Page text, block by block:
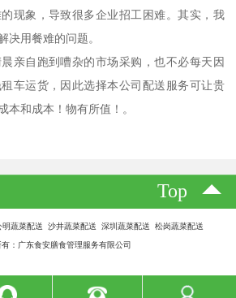
现象，导致很多企业招工困难。其实，我
决用餐难的问题。
亲自跑到嘈杂的市场采购，也不必每天因
车运货，因此选择本公司配送服务可让贵
本和成本！物有所值！。
Top
明蔬菜配送 沙井蔬菜配送 深圳蔬菜配送 松岗蔬菜配送
：广东食安膳食管理服务有限公司